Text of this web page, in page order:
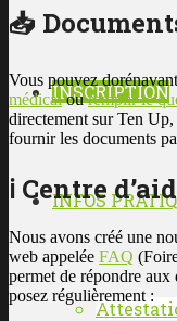
INSCRIPTION
INFOS
📥
Vous pouvez dorénavant
médicalouremplir le
directement sur Ten
fournir les documents
ℹ️ Centre
Nous avons créé une
web appelée FAQ
permet de répondre aux
posez régulièrement :